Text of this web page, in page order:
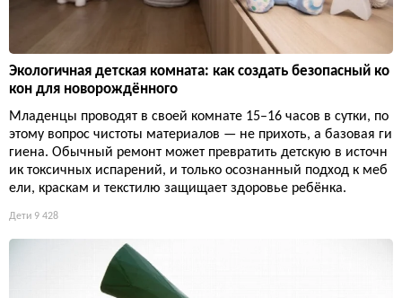
Экологичная детская комната: как создать безопасный ко
кон для новорождённого
Младенцы проводят в своей комнате 15–16 часов в сутки, по
этому вопрос чистоты материалов — не прихоть, а базовая ги
гиена. Обычный ремонт может превратить детскую в источн
ик токсичных испарений, и только осознанный подход к меб
ели, краскам и текстилю защищает здоровье ребёнка.
Дети 9 428